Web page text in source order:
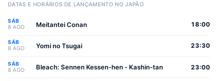
DATAS E HORÁRIOS DE LANÇAMENTO NO JAPÃO
SÁB
8 AGO Meitantei Conan 18:00
SÁB
8 AGO Yomi no Tsugai 23:30
SÁB
8 AGO Bleach: Sennen Kessen-hen - Kashin-tan 23:00